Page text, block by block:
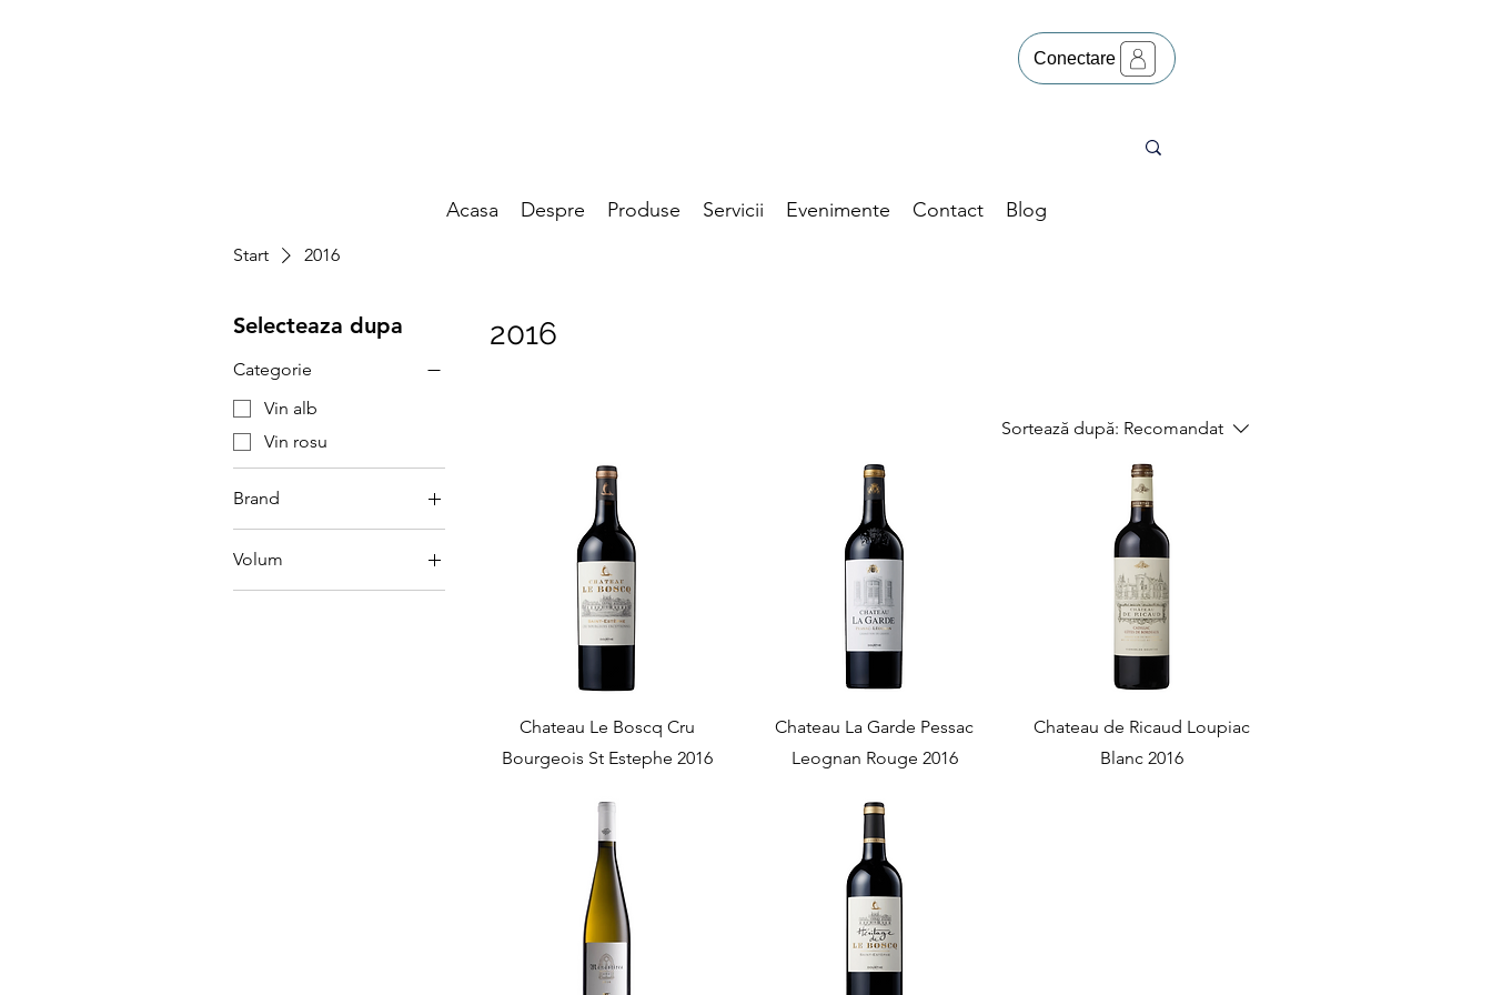
Conectare
Acasa Despre Produse Servicii Evenimente Contact Blog
Start 2016
Selecteaza dupa
Categorie
Vin alb
Vin rosu
Brand
Volum
2016
Sortează după: Recomandat
Chateau Le Boscq Cru
Bourgeois St Estephe 2016
Chateau La Garde Pessac
Leognan Rouge 2016
Chateau de Ricaud Loupiac
Blanc 2016